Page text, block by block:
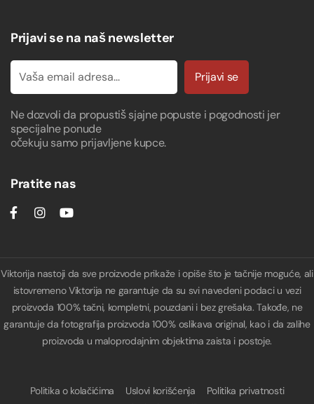
Prijavi se na naš newsletter
Prijavi se
Ne dozvoli da propustiš sjajne popuste i pogodnosti jer
specijalne ponude
očekuju samo prijavljene kupce.
Pratite nas
Viktorija nastoji da sve proizvode prikaže i opiše što je tačnije moguće, ali
istovremeno Viktorija ne garantuje da su svi navedeni podaci u vezi
proizvoda 100% tačni, kompletni, pouzdani i bez grešaka. Takođe, ne
garantuje da fotografija proizvoda 100% oslikava original, kao i da zalihe
proizvoda u maloprodajnim objektima zaista i postoje.
Politika o kolačićima Uslovi korišćenja
Politika privatnosti